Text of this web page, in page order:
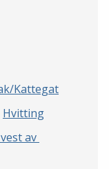
Kattegat
Hvitting
av